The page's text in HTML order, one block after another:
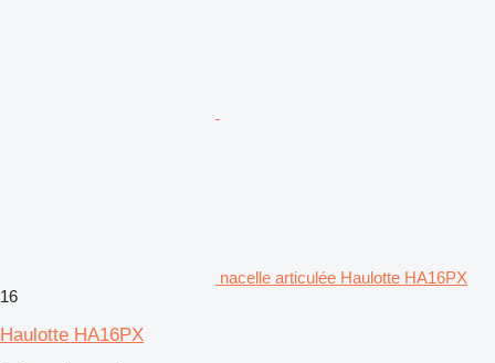
nacelle articulée Haulotte HA16PX
16
Haulotte HA16PX